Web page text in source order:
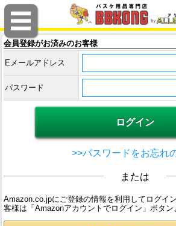
会員登録がお済みのお客様
Eメールアドレス
パスワード
>>パスワードをお忘れ
または
Amazon.co.jpにご登録の情報を利用してログイ
客様は「Amazonアカウントでログイン」ボタン